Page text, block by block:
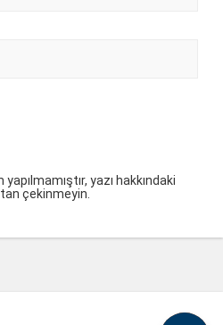
yazı hakkındaki
çekinmeyin.